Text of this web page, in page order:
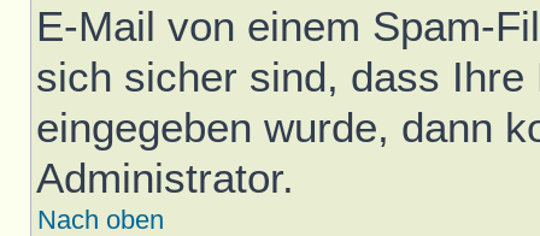
E-Mail von einem Spam-
sich sicher sind, dass
eingegeben wurde, dann
Administrator.
Nach oben